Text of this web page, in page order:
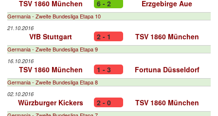
TSV 1860 München 6 - 2 Erzgebirge Aue
Germania - Zweite Bundesliga Etapa 10
21.10.2016
VfB Stuttgart 2 - 1 TSV 1860 München
Germania - Zweite Bundesliga Etapa 9
16.10.2016
TSV 1860 München 1 - 3 Fortuna Düsseldorf
Germania - Zweite Bundesliga Etapa 8
02.10.2016
Würzburger Kickers 2 - 0 TSV 1860 München